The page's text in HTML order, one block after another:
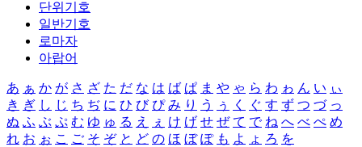
단위기호
일반기호
로마자
아랍어
あ ぁ か が さ ざ た だ な は ば ぱ ま や ゃ ら わ ゎ ん い ぃ
き ぎ し じ ち ぢ に ひ び ぴ み り う ぅ く ぐ す ず つ づ っ
ぬ ふ ぶ ぷ む ゆ ゅ る え ぇ け げ せ ぜ て で ね へ べ ぺ め
れ お ぉ こ ご そ ぞ と ど の ほ ぼ ぽ も よ ょ ろ を